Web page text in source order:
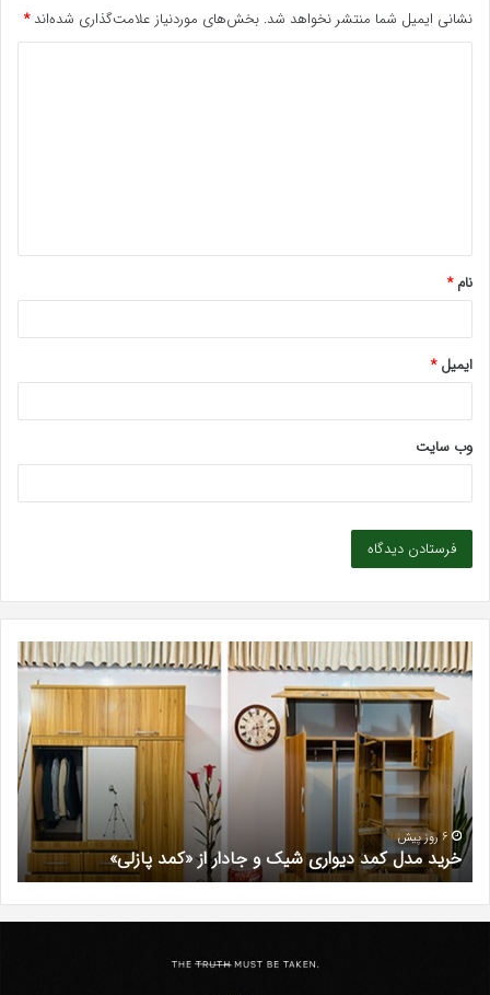
نشانی ایمیل شما منتشر نخواهد شد. بخش‌های موردنیاز علامت‌گذاری شده‌اند*
*
نام*
ایمیل*
وب‌ سایت
شیک و جادار از «کمد پازلی»
بهترین
کلینیک
زیبایی
در
فردیس
کرج؛
دکتر
بهترین کلینیک زیبایی